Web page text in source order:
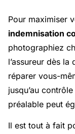
Pour maximiser
indemnisation
photographiez
l’assureur dès
réparer vous-
jusqu’au
préalable peut
Il est tout à fait